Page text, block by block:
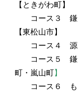
【ときがわ町】
コース３ 鎌倉
【東松山市】
コース４ 源
コース５ 鎌
町・嵐山町】
コース６ も